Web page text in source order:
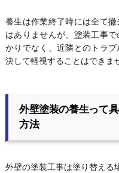
養生は作業終了時には全て
はありませんが、塗装工事
かりでなく、近隣とのトラブ
決して軽視することはできま
外壁塗装の養生って
方法
外壁の塗装工事は塗り替える